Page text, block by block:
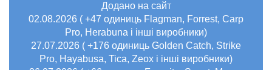
#SK14092
Маг: 0 шт
83 грн 4 шт.
КУПИТИ
Додано на сайт
02.08.2026 ( +47 одиниць Flagman, Forrest, Carp
Pro, Herabuna і інші виробники)
27.07.2026 ( +176 одиниць Golden Catch, Strike
Pro, Hayabusa, Tica, Zeox і інші виробники)